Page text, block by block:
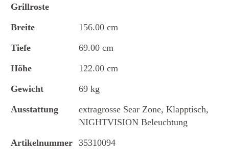
Grillroste
Breite
156.00 cm
Tiefe
69.00 cm
Höhe
122.00 cm
Gewicht
69 kg
Ausstattung
extragrosse Sear Zone, Klapptisch,
NIGHTVISION Beleuchtung
Artikelnummer 35310094